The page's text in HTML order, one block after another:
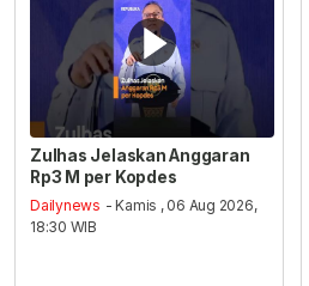
Zulhas Jelaskan Anggaran
Rp3 M per Kopdes
Dailynews - Kamis , 06 Aug 2026,
18:30 WIB